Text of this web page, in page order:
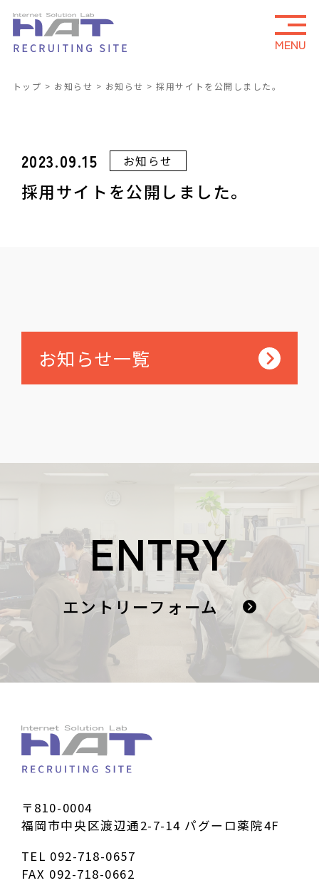
MENU
トップ お知らせ お知らせ 採用サイトを公開しました。
2023.09.15 お知らせ
採用サイトを公開しました。
お知らせ一覧
ENTRY
エントリーフォーム
〒810-0004
福岡市中央区渡辺通2-7-14 パグーロ薬院4F
TEL 092-718-0657
FAX 092-718-0662